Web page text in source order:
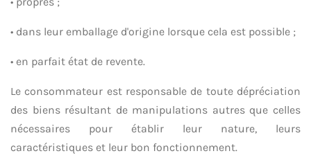
• dans leur emballage d'origine lorsque cela est possible ;
• en parfait état de revente.
Le consommateur est responsable de toute dépréciation
des biens résultant de manipulations autres que celles
nécessaires pour établir leur nature, leurs
caractéristiques et leur bon fonctionnement.